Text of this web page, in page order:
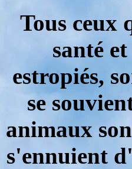
Tous ceux
santé
estropiés,
se
animaux
s'ennuient